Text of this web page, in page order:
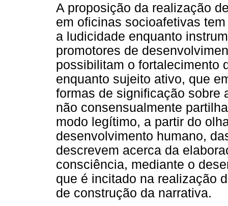
A proposição da realização
em oficinas socioafetivas
a ludicidade enquanto
promotores de
possibilitam o fortalecimento
enquanto sujeito ativo, que
formas de significação sobre
não consensualmente
modo legítimo, a partir do
desenvolvimento humano,
descrevem acerca da
consciência, mediante o
que é incitado na realização
de construção da narrativa.